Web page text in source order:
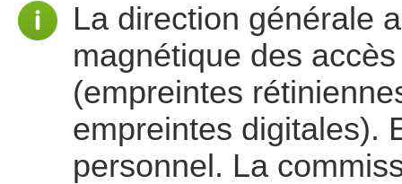
La direction générale
magnétique des
(empreintes
empreintes digitales).
personnel. La